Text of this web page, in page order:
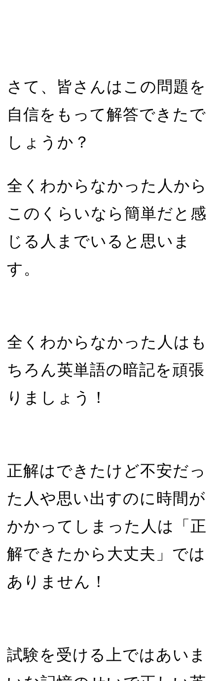
さて、皆さんはこの問題を
自信をもって解答できたで
しょうか？
全くわからなかった人から
このくらいなら簡単だと感
じる人までいると思いま
す。
全くわからなかった人はも
ちろん英単語の暗記を頑張
りましょう！
正解はできたけど不安だっ
た人や思い出すのに時間が
かかってしまった人は「正
解できたから大丈夫」では
ありません！
試験を受ける上ではあいま